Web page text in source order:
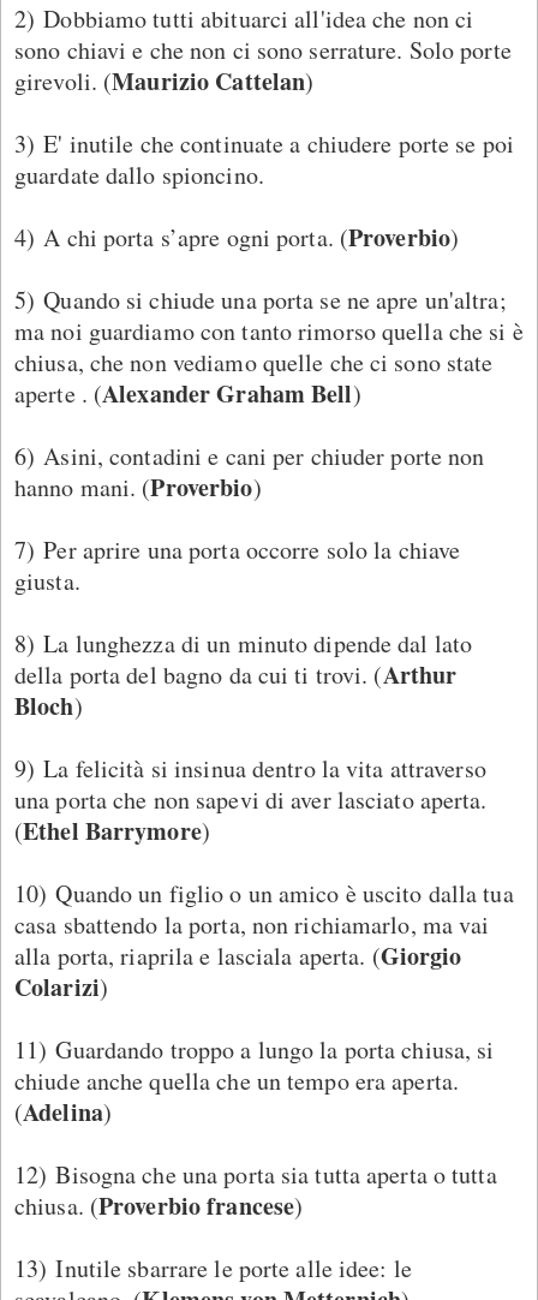
2) Dobbiamo tutti abituarci all'idea che non ci
sono chiavi e che non ci sono serrature. Solo porte
girevoli. (Maurizio Cattelan)
3) E' inutile che continuate a chiudere porte se poi
guardate dallo spioncino.
4) A chi porta s’apre ogni porta. (Proverbio)
5) Quando si chiude una porta se ne apre un'altra;
ma noi guardiamo con tanto rimorso quella che si è
chiusa, che non vediamo quelle che ci sono state
aperte . (Alexander Graham Bell)
6) Asini, contadini e cani per chiuder porte non
hanno mani. (Proverbio)
7) Per aprire una porta occorre solo la chiave
giusta.
8) La lunghezza di un minuto dipende dal lato
della porta del bagno da cui ti trovi. (Arthur
Bloch)
9) La felicità si insinua dentro la vita attraverso
una porta che non sapevi di aver lasciato aperta.
(Ethel Barrymore)
10) Quando un figlio o un amico è uscito dalla tua
casa sbattendo la porta, non richiamarlo, ma vai
alla porta, riaprila e lasciala aperta. (Giorgio
Colarizi)
11) Guardando troppo a lungo la porta chiusa, si
chiude anche quella che un tempo era aperta.
(Adelina)
12) Bisogna che una porta sia tutta aperta o tutta
chiusa. (Proverbio francese)
13) Inutile sbarrare le porte alle idee: le